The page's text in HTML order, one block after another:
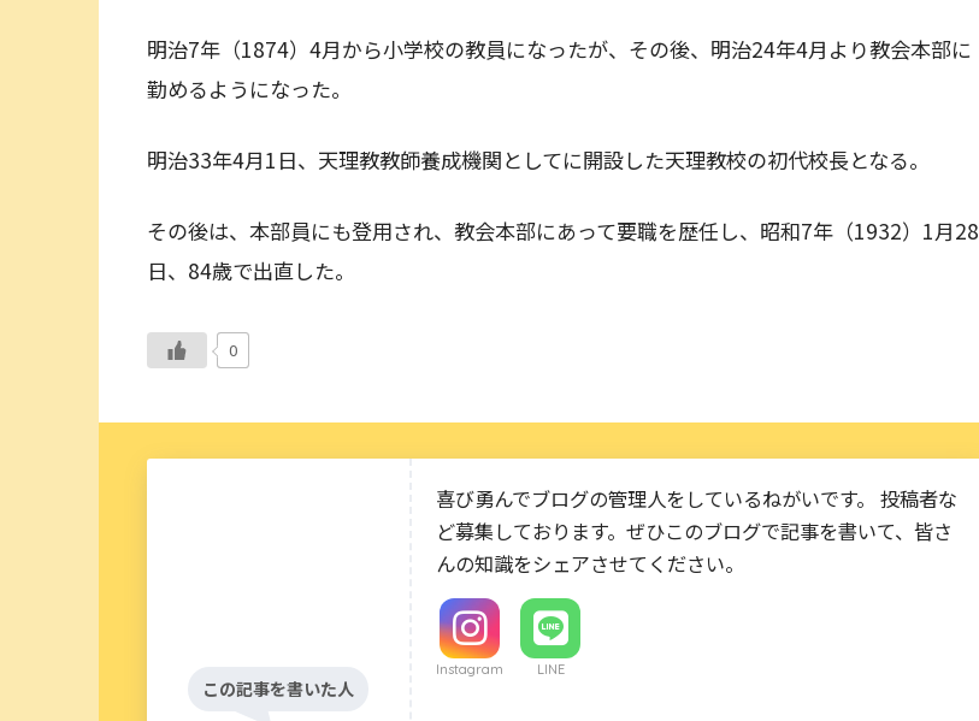
明治7年（1874）4月から小学校の教員になったが、その後、明治24年4月より教会本部に
勤めるようになった。
明治33年4月1日、天理教教師養成機関としてに開設した天理教校の初代校長となる。
その後は、本部員にも登用され、教会本部にあって要職を歴任し、昭和7年（1932）1月28
日、84歳で出直した。
0
この記事を書いた人
喜び勇んでブログの管理人をしているねがいです。 投稿者な
ど募集しております。ぜひこのブログで記事を書いて、皆さ
んの知識をシェアさせてください。
Instagram LINE